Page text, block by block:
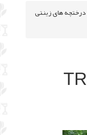
درختچه های زینتی